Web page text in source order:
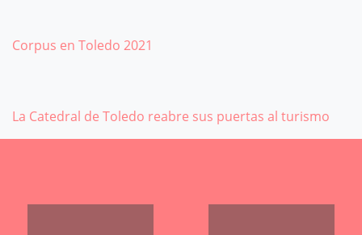
Corpus en Toledo 2021
La Catedral de Toledo reabre sus puertas al turismo